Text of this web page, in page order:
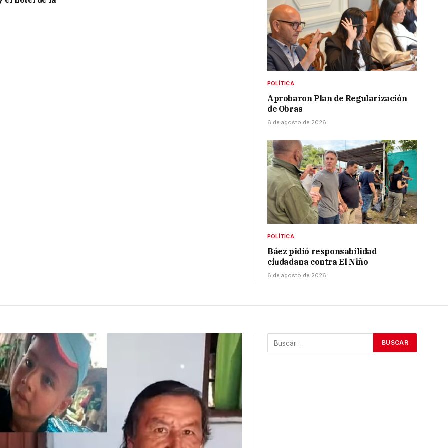
POLÍTICA
Aprobaron Plan de Regularización
de Obras
6 de agosto de 2026
POLÍTICA
Báez pidió responsabilidad
ciudadana contra El Niño
6 de agosto de 2026